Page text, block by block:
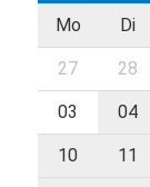
Mo Di
27 28
03 04
10 11